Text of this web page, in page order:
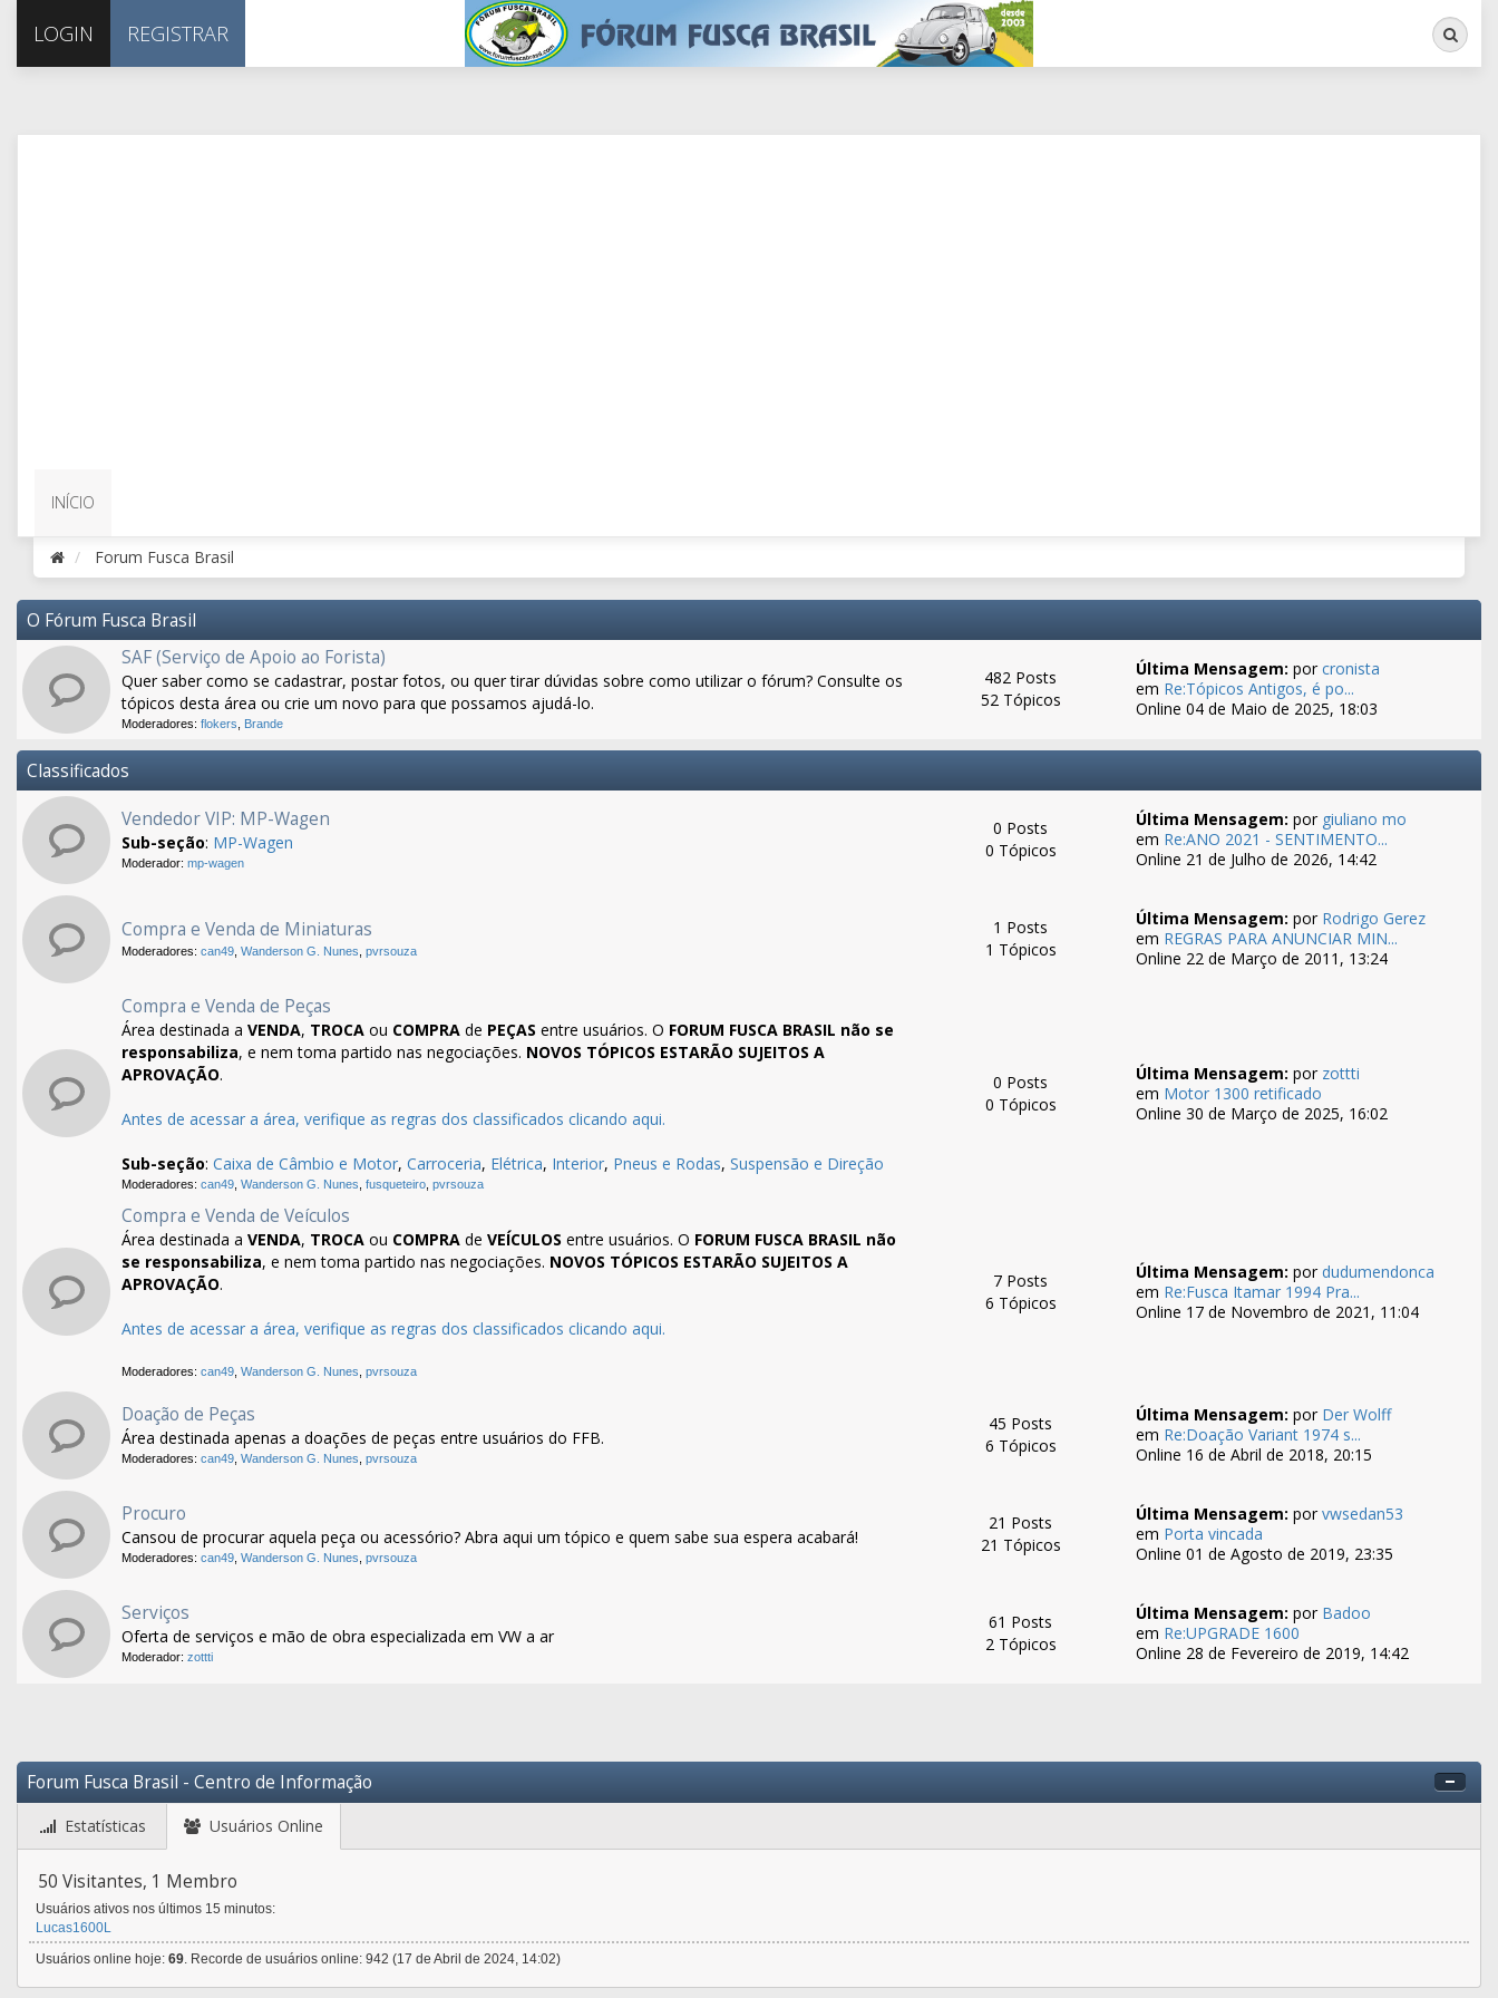
LOGIN REGISTRAR Busca
INÍCIO
Forum Fusca Brasil
O Fórum Fusca Brasil
SAF (Serviço de Apoio ao Forista)
Quer saber como se cadastrar, postar fotos, ou quer tirar dúvidas sobre como utilizar o fórum? Consulte os
tópicos desta área ou crie um novo para que possamos ajudá-lo.
Moderadores: flokers Brande
482 Posts
52 Tópicos
Última Mensagem: porcronista
em Re:Tópicos Antigos, é po...
Online 04 de Maio de 2025, 18:03
Classificados
Vendedor VIP: MP-Wagen
Sub-seção: MP-Wagen
Moderador: mp-wagen
0 Posts
0 Tópicos
Última Mensagem: por giuliano mo
em Re:ANO 2021 - SENTIMENTO...
Online 21 de Julho de 2026, 14:42
Compra e Venda de Miniaturas
Moderadores: can49 Wanderson G. Nunes pvrsouza
1 Posts
1 Tópicos
Última Mensagem: por Rodrigo Gerez
em REGRAS PARA ANUNCIAR MIN...
Online 22 de Março de 2011, 13:24
Compra e Venda de Peças
Área destinada a VENDA, TROCA ou COMPRA de PEÇAS entre usuários. O FORUM FUSCA BRASIL não se
responsabiliza, e nem toma partido nas negociações. NOVOS TÓPICOS ESTARÃO SUJEITOS A
APROVAÇÃO.
Antes de acessar a área, verifique as regras dos classificados clicando aqui.
Sub-seção: Caixa de Câmbio e Motor, Carroceria, Elétrica, Interior, Pneus e Rodas, Suspensão e Direção
Moderadores: can49 Wanderson G. Nunes fusqueteiro pvrsouza
0 Posts
0 Tópicos
Última Mensagem: por zottti
em Motor 1300 retificado
Online 30 de Março de 2025, 16:02
Compra e Venda de Veículos
Área destinada a VENDA, TROCA ou COMPRA de VEÍCULOS entre usuários. O FORUM FUSCA BRASIL não
se responsabiliza, e nem toma partido nas negociações. NOVOS TÓPICOS ESTARÃO SUJEITOS A
APROVAÇÃO.
Antes de acessar a área, verifique as regras dos classificados clicando aqui.
Moderadores: can49 Wanderson G. Nunes pvrsouza
7 Posts
6 Tópicos
Última Mensagem: pordudumendonca
em Re:Fusca Itamar 1994 Pra...
Online 17 de Novembro de 2021, 11:04
Doação de Peças
Área destinada apenas a doações de peças entre usuários do FFB.
Moderadores: can49 Wanderson G. Nunes pvrsouza
45 Posts
6 Tópicos
Última Mensagem: por Der Wolff
em Re:Doação Variant 1974 s...
Online 16 de Abril de 2018, 20:15
Procuro
Cansou de procurar aquela peça ou acessório? Abra aqui um tópico e quem sabe sua espera acabará!
Moderadores: can49 Wanderson G. Nunes pvrsouza
21 Posts
21 Tópicos
Última Mensagem: porvwsedan53
em Porta vincada
Online 01 de Agosto de 2019, 23:35
Serviços
Oferta de serviços e mão de obra especializada em VW a ar
Moderador: zottti
61 Posts
2 Tópicos
Última Mensagem: por Badoo
em Re:UPGRADE 1600
Online 28 de Fevereiro de 2019, 14:42
Forum Fusca Brasil - Centro de Informação
Estatísticas Usuários Online
50 Visitantes, 1 Membro
Usuários ativos nos últimos 15 minutos:
Lucas1600L
Usuários online hoje: 69. Recorde de usuários online: 942 (17 de Abril de 2024, 14:02)